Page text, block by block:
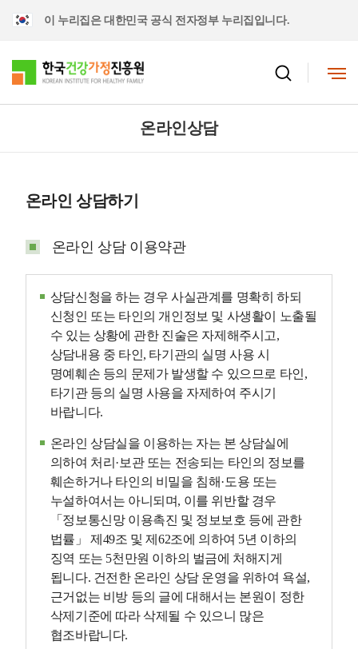
이 누리집은 대한민국 공식 전자정부 누리집입니다.
온라인상담
온라인 상담하기
온라인 상담 이용약관
상담신청을 하는 경우 사실관계를 명확히 하되
신청인 또는 타인의 개인정보 및 사생활이 노출될
수 있는 상황에 관한 진술은 자제해주시고,
상담내용 중 타인, 타기관의 실명 사용 시
명예훼손 등의 문제가 발생할 수 있으므로 타인,
타기관 등의 실명 사용을 자제하여 주시기
바랍니다.
온라인 상담실을 이용하는 자는 본 상담실에
의하여 처리·보관 또는 전송되는 타인의 정보를
훼손하거나 타인의 비밀을 침해·도용 또는
누설하여서는 아니되며, 이를 위반할 경우
「정보통신망 이용촉진 및 정보보호 등에 관한
법률」 제49조 및 제62조에 의하여 5년 이하의
징역 또는 5천만원 이하의 벌금에 처해지게
됩니다. 건전한 온라인 상담 운영을 위하여 욕설,
근거없는 비방 등의 글에 대해서는 본원이 정한
삭제기준에 따라 삭제될 수 있으니 많은
협조바랍니다.